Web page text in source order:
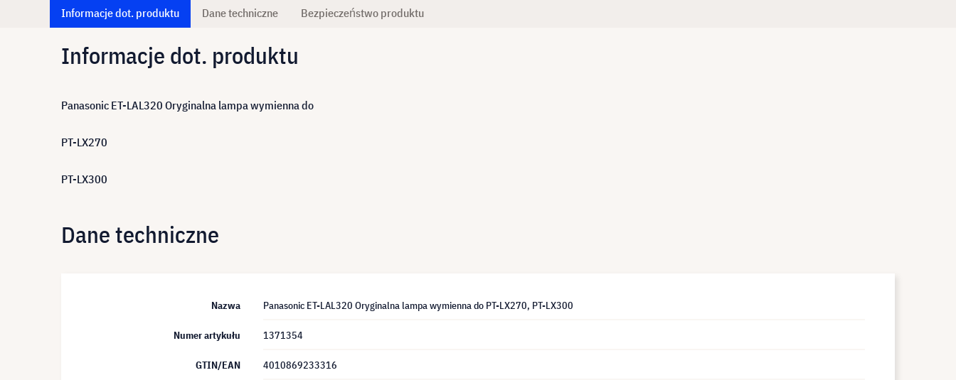
Informacje dot. produktu Dane techniczne Bezpieczeństwo produktu
Informacje dot. produktu
Panasonic ET-LAL320 Oryginalna lampa wymienna do
PT-LX270
PT-LX300
Dane techniczne
Nazwa Panasonic ET-LAL320 Oryginalna lampa wymienna do PT-LX270, PT-LX300
Numer artykułu 1371354
GTIN/EAN 4010869233316